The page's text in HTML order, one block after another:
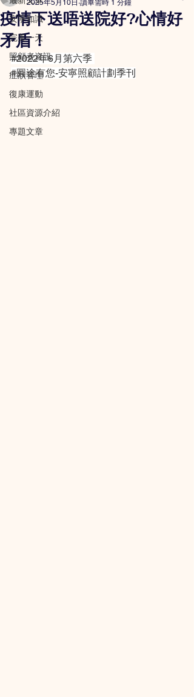
安寧知識
完美一天
照顧者資訊
症狀管理
復康運動
社區資源介紹
專題文章
疫情下送唔送院好?心情好
矛盾！
2025年5月10日 讀畢需時 1 分鐘
#2022年6月第六季
#圓途有您-安寧照顧計劃季刊